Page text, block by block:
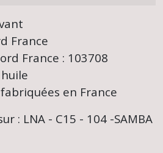
France
France : 103708
en France
: LNA - C15 - 104 -SAMBA